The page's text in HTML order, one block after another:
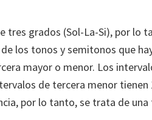
tres grados (Sol-La-Si), por lo
los tonos y semitonos que
mayor o menor. Los
de tercera menor tienen
por lo tanto, se trata de una